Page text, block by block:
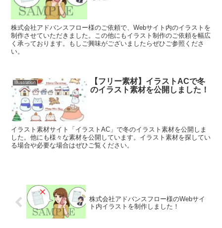
株式会社アドバンスフロー様のご依頼で、Webサイト内のイラストを
制作させていただきました。この他にもイラスト制作のご依頼を幅広
く承っております。もしご興味がございましたらぜひご参照くださ
い。
Illustration
【フリー素材】イラストACで冬
のイラスト素材を公開しました！
イラスト素材サイト「イラストAC」で冬のイラスト素材を公開しま
した。他にも様々な素材を公開しています。イラスト素材を探してい
る場合や必要な場合はぜひご覧ください。
株式会社アドバンスフロー様のWebサイ
ト内イラストを制作しました！